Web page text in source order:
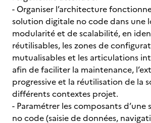
- Organiser l’architecture
solution digitale no code dans une
modularité et de scalabilité, en
réutilisables, les zones de
mutualisables et les articulations
afin de faciliter la maintenance,
progressive et la réutilisation de la
différents contextes projet.
- Paramétrer les composants
no code (saisie de données,